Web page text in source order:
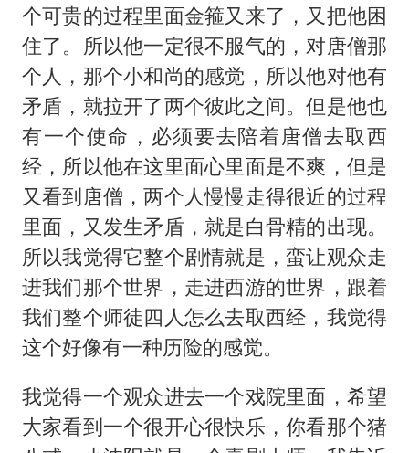
个可贵的过程里面金箍又来了，又把他困
住了。所以他一定很不服气的，对唐僧那
个人，那个小和尚的感觉，所以他对他有
矛盾，就拉开了两个彼此之间。但是他也
有一个使命，必须要去陪着唐僧去取西
经，所以他在这里面心里面是不爽，但是
又看到唐僧，两个人慢慢走得很近的过程
里面，又发生矛盾，就是白骨精的出现。
所以我觉得它整个剧情就是，蛮让观众走
进我们那个世界，走进西游的世界，跟着
我们整个师徒四人怎么去取西经，我觉得
这个好像有一种历险的感觉。
我觉得一个观众进去一个戏院里面，希望
大家看到一个很开心很快乐，你看那个猪